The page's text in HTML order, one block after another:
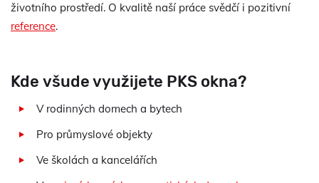
životního prostředí. O kvalitě naší práce svědčí i pozitivní
reference.
Kde všude využijete PKS okna?
V rodinných domech a bytech
Pro průmyslové objekty
Ve školách a kancelářích